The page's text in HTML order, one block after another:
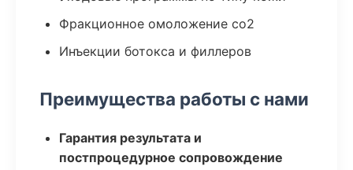
Фракционное омоложение co2
Инъекции ботокса и филлеров
Преимущества работы с нами
Гарантия результата и
постпроцедурное сопровождение